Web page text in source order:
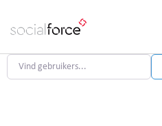
Vind gebruikers...
Vind gebruikers...